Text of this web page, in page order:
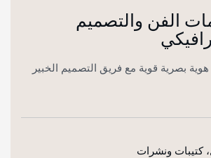
الفن والتصميم
بصرية قوية مع فريق التصميم الخبير
كتيبات ونشرات